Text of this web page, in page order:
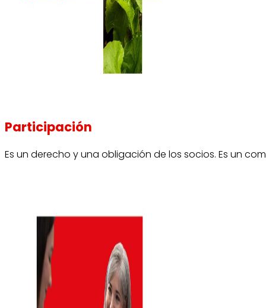
Participación
Es un derecho y una obligación de los socios. Es un